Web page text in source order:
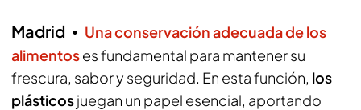
Madrid
Una conservación adecuada de los
alimentoses fundamental para mantener su
frescura, sabor y seguridad. En esta función, los
plásticosjuegan un papel esencial, aportando